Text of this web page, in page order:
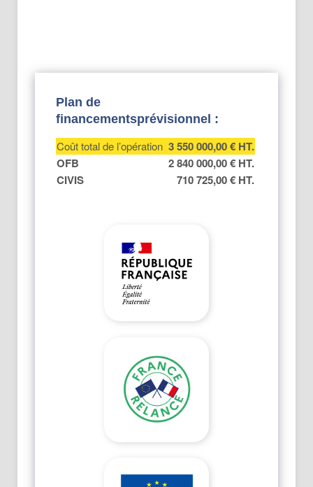
Plan de
financementsprévisionnel :
Coût total de l’opération 3 550 000,00 € HT.
OFB
2 840 000,00 € HT.
CIVIS
710 725,00 € HT.